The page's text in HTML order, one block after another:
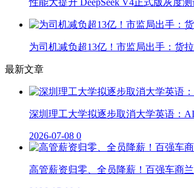
为司机减负超13亿！市监局出手：货
最新文章
深圳理工大学拟逐步取消大学英语：
2026-07-08 0
高管薪资归零、全员降薪！百强车商